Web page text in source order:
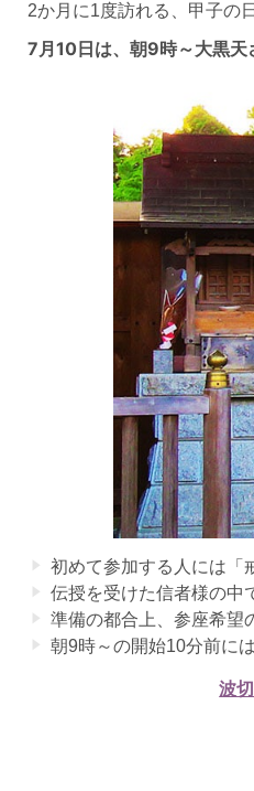
2か月に1度訪れる、甲子の
7月10日は、朝9時～大黒天
初めて参加する人には「
伝授を受けた信者様の中
準備の都合上、参座希望
朝9時～の開始10分前に
波